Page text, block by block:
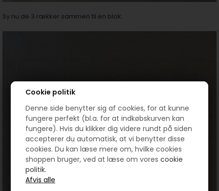
Cookie politik
Denne side benytter sig af cookies, for at kunne
fungere perfekt (bl.a. for at indkøbskurven kan
fungere). Hvis du klikker dig videre rundt på siden
accepterer du automatisk, at vi benytter disse
cookies. Du kan læse mere om, hvilke cookies
shoppen bruger, ved at læse om vorescookie
politik.
Sy nu de 3 rækker sammen til en blok.